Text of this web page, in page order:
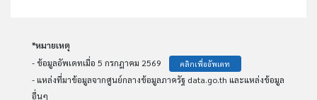
*หมายเหตุ
- ข้อมูลอัพเดทเมื่อ 5 กรกฎาคม 2569
คลิกเพื่ออัพเดท
- แหล่งที่มาข้อมูลจากศูนย์กลางข้อมูลภาครัฐ data.go.th และแหล่งข้อมูล
อื่นๆ